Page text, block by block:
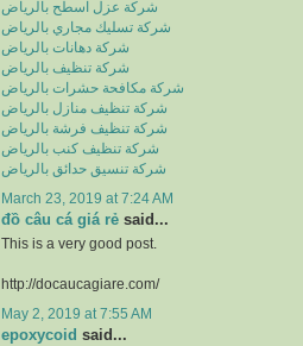
شركة عزل اسطح بالرياض
شركة تسليك مجاري بالرياض
شركة دهانات بالرياض
شركة تنظيف بالرياض
شركة مكافحة حشرات بالرياض
شركة تنظيف منازل بالرياض
شركة تنظيف فرشة بالرياض
شركة تنظيف كنب بالرياض
شركة تنسيق حدائق بالرياض
March 23, 2019 at 7:24 AM
đồ câu cá giá rẻ said...
This is a very good post.
http://docaucagiare.com/
May 2, 2019 at 7:55 AM
epoxycoid said...